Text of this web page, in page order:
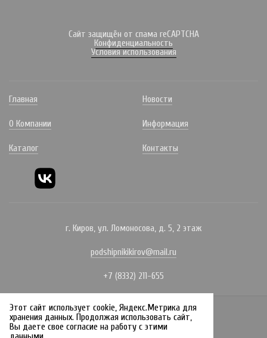
Сайт защищён от спама reCAPTCHA
Конфиденциальность
Условия использования
Главная
О Компании
Каталог
Новости
Информация
Контакты
г. Киров, ул. Ломоносова, д. 5, 2 этаж
podshipnikikirov@mail.ru
+7 (8332) 211-655
Политика конфиденциальности
Создание сайта:
Этот сайт использует cookie, Яндекс.Метрика для
хранения данных. Продолжая использовать сайт,
Вы даете свое согласие на работу с этими